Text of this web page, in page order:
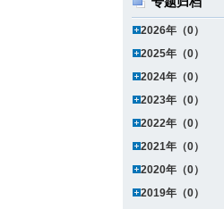
2026年（0）
2025年（0）
2024年（0）
2023年（0）
2022年（0）
2021年（0）
2020年（0）
2019年（0）